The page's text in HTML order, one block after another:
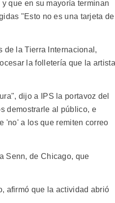
que en su mayoría terminan
"Esto no es una tarjeta de
de la Tierra Internacional,
la folletería que la artista
dijo a IPS la portavoz del
demostrarle al público, e
'no' a los que remiten correo
Senn, de Chicago, que
afirmó que la actividad abrió